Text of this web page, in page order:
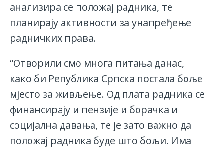
анализира се положај радника, те
планирају активности за унапређење
радничких права.
“Отворили смо многа питања данас,
како би Република Српска постала боље
мјесто за живљење. Од плата радника се
финансирају и пензије и борачка и
социјална давања, те је зато важно да
положај радника буде што бољи. Има